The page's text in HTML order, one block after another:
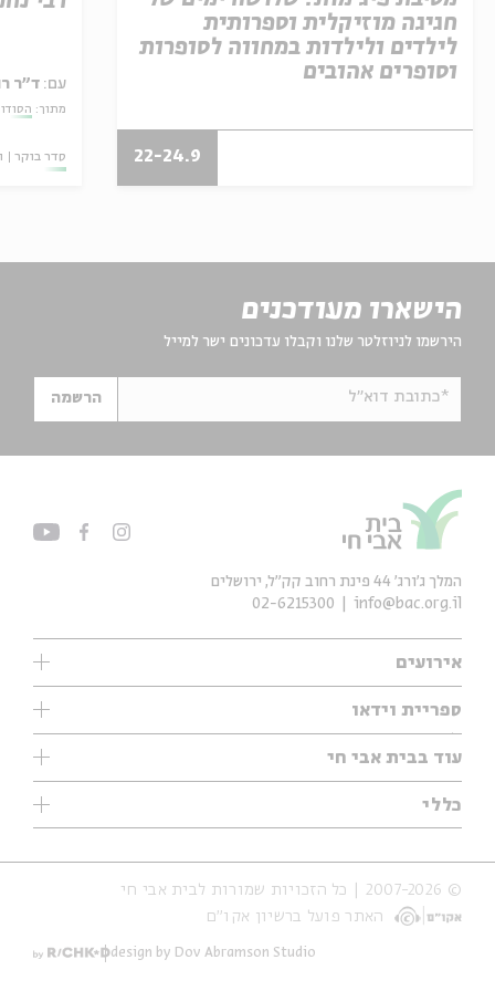
חגיגה מוזיקלית וספרותית
לילדים ולילדות במחווה לסופרות
וסופרים אהובים
22-24.9
עם: ד"ר
מתוך:
סדר בוקר
הישארו מעודכנים
הירשמו לניוזלטר שלנו וקבלו עדכונים ישר למייל
*כתובת דוא"ל הרשמה
אירועים
עיון
אנגלית
נוער
סדרות
אירועי עבר
אירועים בירושלים
ספריית וידאו
ילדים
מוזיקה
עיון
מיוחדים
עוד בבית אבי חי
תערוכות
מיוחדים
כללי
אודות
הצהרת נגישות
תנאי שימוש והצהרת פרטיות
המלך ג'ורג' 44 פינת רחוב קק״ל, ירושלים
info@bac.org.il
02-6215300
© 2007-2026 | כל הזכויות שמורות לבית אבי חי
האתר פועל ברשיון אקו״ם
design by Dov Abramson Studio